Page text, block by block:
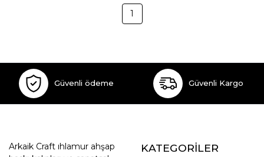
1
Güvenli ödeme Güvenli Kargo
Arkaik Craft ıhlamur ahşap
KATEGORİLER